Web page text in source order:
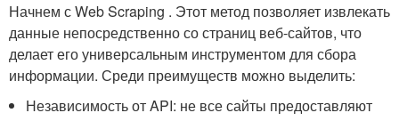
Начнем с Web Scraping . ⁢Этот‌ метод позволяет извлекать
данные⁤ непосредственно со​ страниц ⁣веб-сайтов, что⁣
делает его универсальным инструментом для сбора
информации. Среди преимуществ можно выделить:
Независимость от API: не все сайты⁤ предоставляют